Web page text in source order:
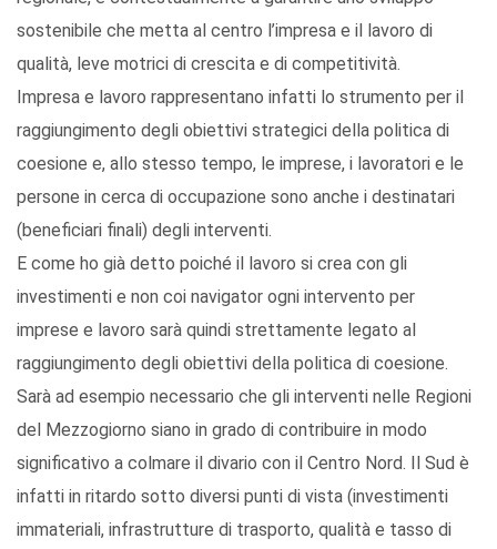
sostenibile che metta al centro l’impresa e il lavoro di
qualità, leve motrici di crescita e di competitività.
Impresa e lavoro rappresentano infatti lo strumento per il
raggiungimento degli obiettivi strategici della politica di
coesione e, allo stesso tempo, le imprese, i lavoratori e le
persone in cerca di occupazione sono anche i destinatari
(beneficiari finali) degli interventi.
E come ho già detto poiché il lavoro si crea con gli
investimenti e non coi navigator ogni intervento per
imprese e lavoro sarà quindi strettamente legato al
raggiungimento degli obiettivi della politica di coesione.
Sarà ad esempio necessario che gli interventi nelle Regioni
del Mezzogiorno siano in grado di contribuire in modo
significativo a colmare il divario con il Centro Nord. Il Sud è
infatti in ritardo sotto diversi punti di vista (investimenti
immateriali, infrastrutture di trasporto, qualità e tasso di